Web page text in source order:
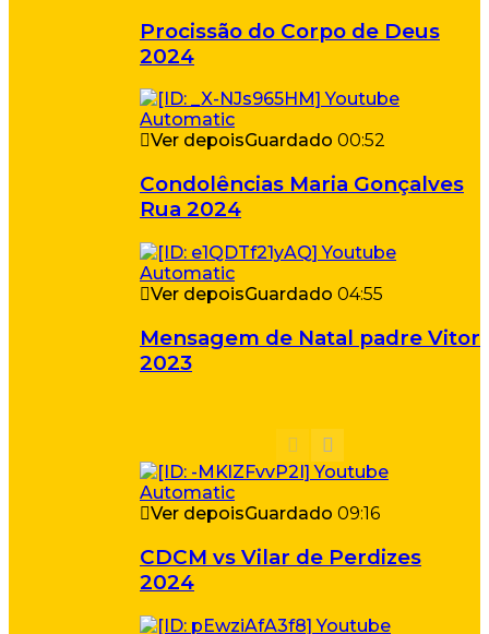
Procissão do Corpo de Deus
2024
Ver depoisGuardado 00:52
Condolências Maria Gonçalves
Rua 2024
Ver depoisGuardado 04:55
Mensagem de Natal padre Vitor
2023
Ver depoisGuardado 09:16
CDCM vs Vilar de Perdizes
2024